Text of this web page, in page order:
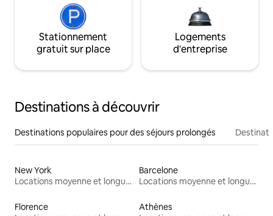
Stationnement
gratuit sur place
Logements
d'entreprise
Destinations à découvrir
Destinations populaires pour des séjours prolongés
New York
Locations moyenne et longue durée
Barcelone
Locations moyenne et longue durée
Florence
Athènes